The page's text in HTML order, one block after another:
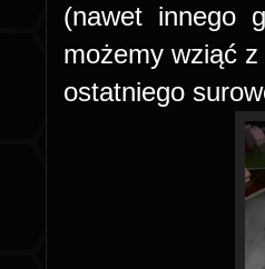
(nawet innego
możemy wziąć
ostatniego